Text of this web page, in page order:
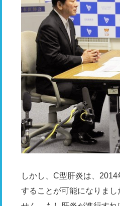
しかし、C型肝炎は、
することが可能になりまし